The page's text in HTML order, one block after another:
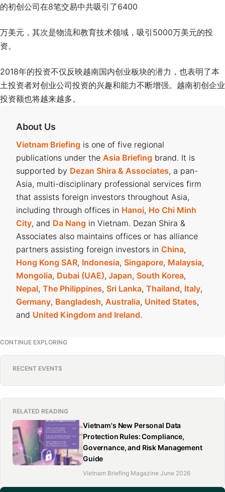
的初创公司在8笔交易中共吸引了6400
万美元，其次是物流和教育技术领域，吸引5000万美元的投
资。
2018年的投资不仅反映越南国内创业板块的潜力，也表明了本
土投资者对创业公司投资的兴趣和能力不断增强。越南初创企业
投资额也将越来越多。
About Us
Vietnam Briefing is one of five regional
publications under the Asia Briefing brand. It is
supported by Dezan Shira & Associates, a pan-
Asia, multi-disciplinary professional services firm
that assists foreign investors throughout Asia,
including through offices in Hanoi, Ho Chi Minh
City, and Da Nang in Vietnam. Dezan Shira &
Associates also maintains offices or has alliance
partners assisting foreign investors in China,
Hong Kong SAR, Indonesia, Singapore, Malaysia,
Mongolia, Dubai (UAE), Japan, South Korea,
Nepal, The Philippines, Sri Lanka, Thailand, Italy,
Germany, Bangladesh, Australia, United States,
and United Kingdom and Ireland.
CONTINUE EXPLORING
RECENT EVENTS
RELATED READING
Vietnam's New Personal Data
Protection Rules: Compliance,
Governance, and Risk Management
Guide
Vietnam Briefing Magazine June 2026